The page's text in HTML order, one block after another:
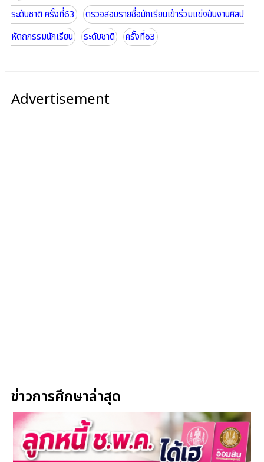
ระดับชาติ ครั้งที่63
ตรวจสอบรายชื่อนักเรียนเข้าร่วมแข่งขันงานศิลป
หัตถกรรมนักเรียน
ระดับชาติ ครั้งที่63
Advertisement
ข่าวการศึกษาล่าสุด